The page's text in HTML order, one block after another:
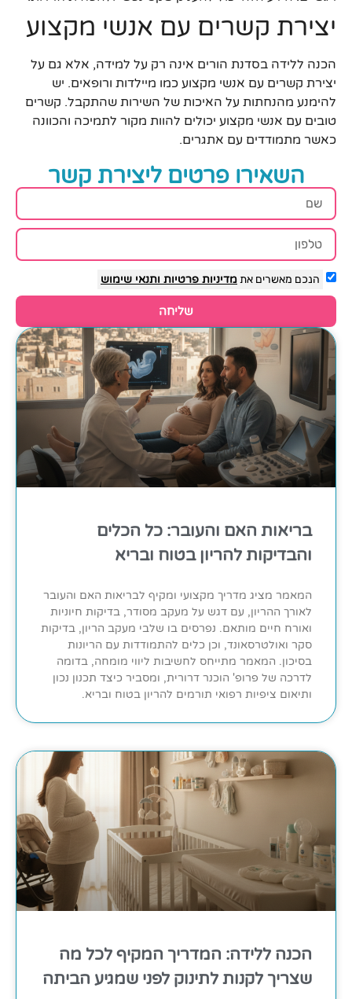
יצירת קשרים עם אנשי מקצוע
הכנה ללידה בסדנת הורים אינה רק על למידה, אלא גם על
יצירת קשרים עם אנשי מקצוע כמו מיילדות ורופאים. יש
להימנע מהנחתות על האיכות של השירות שהתקבל. קשרים
טובים עם אנשי מקצוע יכולים להוות מקור לתמיכה והכוונה
כאשר מתמודדים עם אתגרים.
השאירו פרטים ליצירת קשר
הנכם מאשרים אתמדיניות פרטיות ותנאי שימוש
שליחה
בריאות האם והעובר: כל הכלים
והבדיקות להריון בטוח ובריא
המאמר מציג מדריך מקצועי ומקיף לבריאות האם והעובר
לאורך ההריון, עם דגש על מעקב מסודר, בדיקות חיוניות
ואורח חיים מותאם. נפרסים בו שלבי מעקב הריון, בדיקות
סקר ואולטרסאונד, וכן כלים להתמודדות עם הריונות
בסיכון. המאמר מתייחס לחשיבות ליווי מומחה, בדומה
לדרכה של פרופ' הוכנר דרורית, ומסביר כיצד תכנון נכון
ותיאום ציפיות רפואי תורמים להריון בטוח ובריא.
הכנה ללידה: המדריך המקיף לכל מה
שצריך לקנות לתינוק לפני שמגיע הביתה